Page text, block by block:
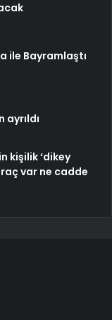
ile Bayramlaştı
kişilik ‘dikey
var ne cadde